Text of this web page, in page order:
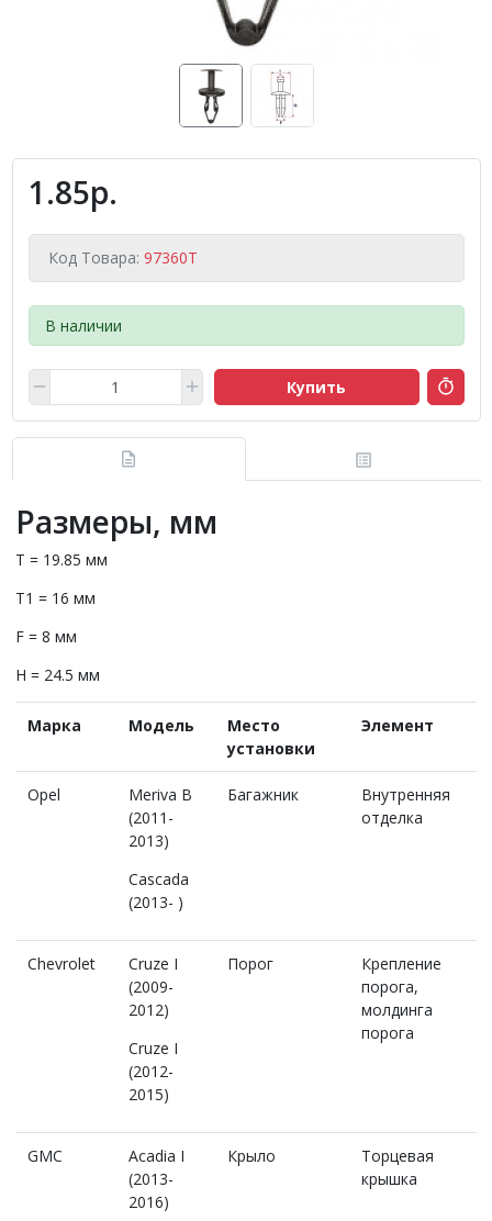
1.85р.
Код Товара: 97360T
В наличии
Купить
Размеры, мм
T = 19.85 мм
T1 = 16 мм
F = 8 мм
H = 24.5 мм
Марка Модель
Место
установки
Элемент
Opel
Meriva B
(2011-
2013)
Cascada
(2013- )
Багажник
Внутренняя
отделка
Chevrolet
Cruze I
(2009-
2012)
Cruze I
(2012-
2015)
Порог
Крепление
порога,
молдинга
порога
GMC
Acadia I
(2013-
2016)
Крыло
Торцевая
крышка